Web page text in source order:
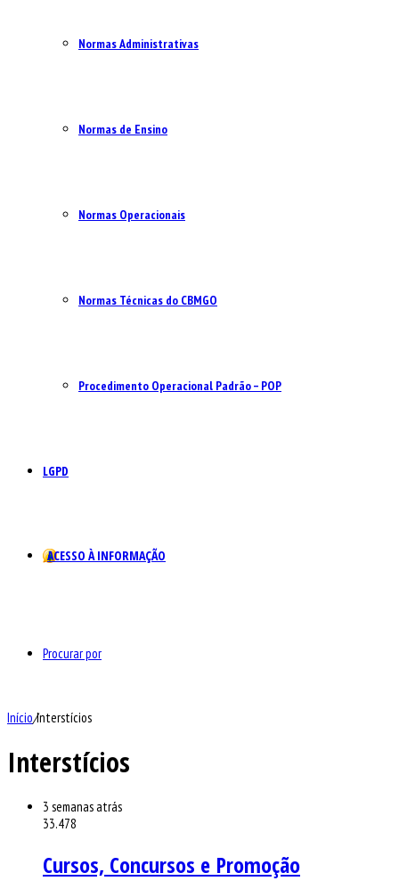
Normas Administrativas
Normas de Ensino
Normas Operacionais
Normas Técnicas do CBMGO
Procedimento Operacional Padrão – POP
LGPD
ACESSO À INFORMAÇÃO
Procurar por
Início/Interstícios
Interstícios
3 semanas atrás
33.478
Cursos, Concursos e Promoção